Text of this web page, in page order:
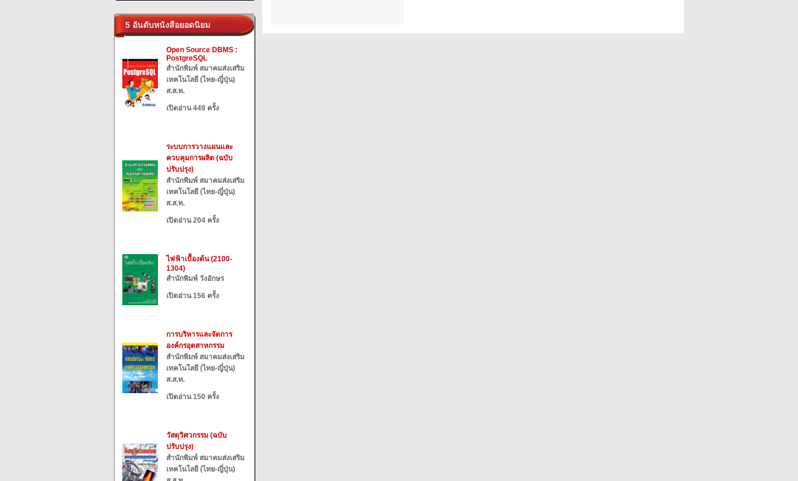
5 อันดับหนังสือยอดนิยม
Open Source DBMS :
PostgreSQL
สำนักพิมพ์ สมาคมส่งเสริม
เทคโนโลยี (ไทย-ญี่ปุ่น)
ส.ส.ท.
เปิดอ่าน 449 ครั้ง
ระบบการวางแผนและ
ควบคุมการผลิต (ฉบับ
ปรับปรุง)
สำนักพิมพ์ สมาคมส่งเสริม
เทคโนโลยี (ไทย-ญี่ปุ่น)
ส.ส.ท.
เปิดอ่าน 204 ครั้ง
ไฟฟ้าเบื้องต้น (2100-
1304)
สำนักพิมพ์ วังอักษร
เปิดอ่าน 156 ครั้ง
การบริหารและจัดการ
องค์กรอุตสาหกรรม
สำนักพิมพ์ สมาคมส่งเสริม
เทคโนโลยี (ไทย-ญี่ปุ่น)
ส.ส.ท.
เปิดอ่าน 150 ครั้ง
วัสดุวิศวกรรม (ฉบับ
ปรับปรุง)
สำนักพิมพ์ สมาคมส่งเสริม
เทคโนโลยี (ไทย-ญี่ปุ่น)